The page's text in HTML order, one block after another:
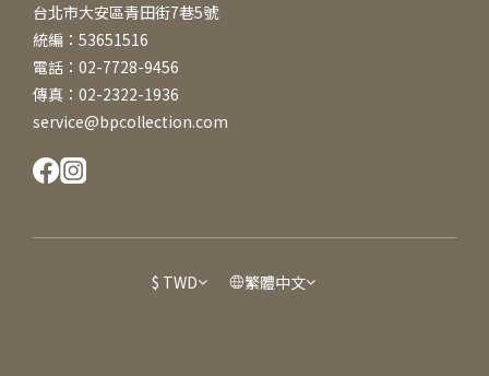
台北市大安區青田街7巷5號
統編：53651516
電話：02-7728-9456
傳真：02-2322-1936
service@bpcollection.com
$ TWD 繁體中文